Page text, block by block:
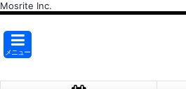
Mosrite Inc.
メニュー